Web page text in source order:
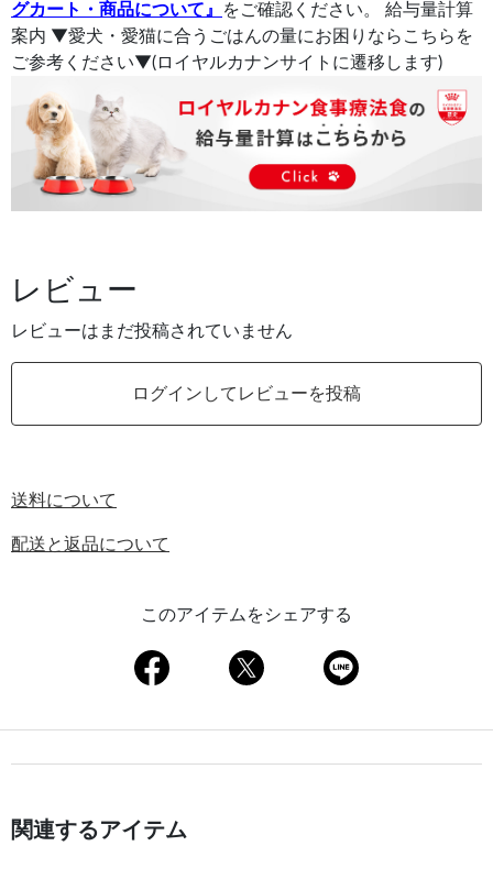
グカート・商品について』
をご確認ください。 給与量計算
案内 ▼愛犬・愛猫に合うごはんの量にお困りならこちらを
ご参考ください▼(ロイヤルカナンサイトに遷移します)
レビュー
レビューはまだ投稿されていません
ログインしてレビューを投稿
送料について
配送と返品について
このアイテムをシェアする
関連するアイテム